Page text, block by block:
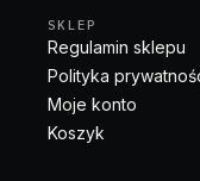
SKLEP
Regulamin sklepu
Polityka
Moje konto
Koszyk